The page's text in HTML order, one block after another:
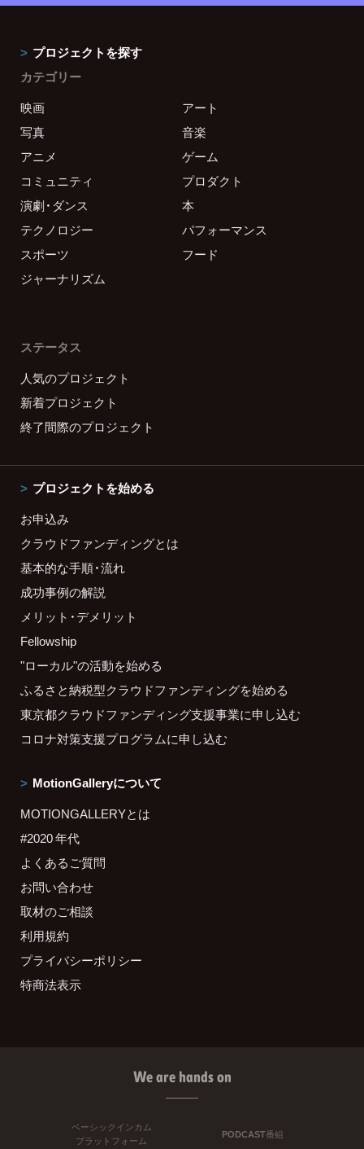
プロジェクトを探す
カテゴリー
映画
アート
写真
音楽
アニメ
ゲーム
コミュニティ
プロダクト
演劇・ダンス
本
テクノロジー
パフォーマンス
スポーツ
フード
ジャーナリズム
ステータス
人気のプロジェクト
新着プロジェクト
終了間際のプロジェクト
プロジェクトを始める
お申込み
クラウドファンディングとは
基本的な手順・流れ
成功事例の解説
メリット・デメリット
Fellowship
"ローカル"の活動を始める
ふるさと納税型クラウドファンディングを始める
東京都クラウドファンディング支援事業に申し込む
コロナ対策支援プログラムに申し込む
MotionGalleryについて
MOTIONGALLERYとは
#2020 年代
よくあるご質問
お問い合わせ
取材のご相談
利用規約
プライバシーポリシー
特商法表示
We are hands on
ベーシックインカム
プラットフォーム
PODCAST番組